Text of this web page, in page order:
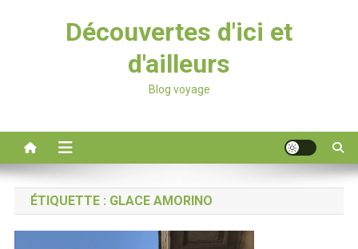
Découvertes d'ici et
d'ailleurs
Blog voyage
ÉTIQUETTE : GLACE AMORINO